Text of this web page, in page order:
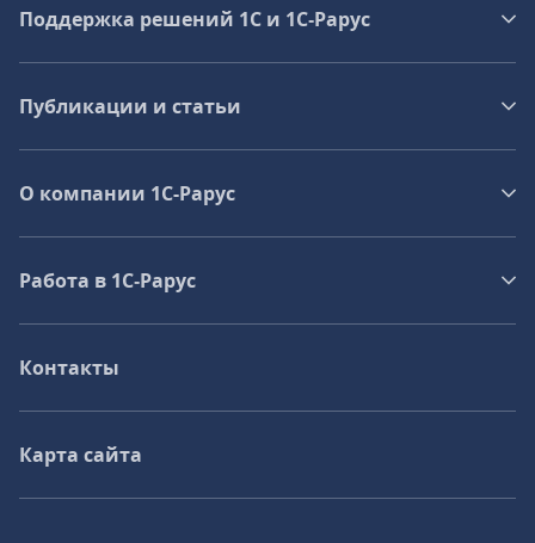
Поддержка решений 1С и 1С‑Рарус
Публикации и статьи
О компании 1C-Рарус
Работа в 1С‑Рарус
Контакты
Карта сайта